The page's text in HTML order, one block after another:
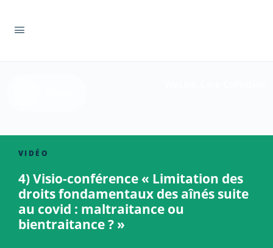
VIDÉO
4) Visio-conférence « Limitation des
droits fondamentaux des aînés suite
au covid : maltraitance ou
bientraitance ? »